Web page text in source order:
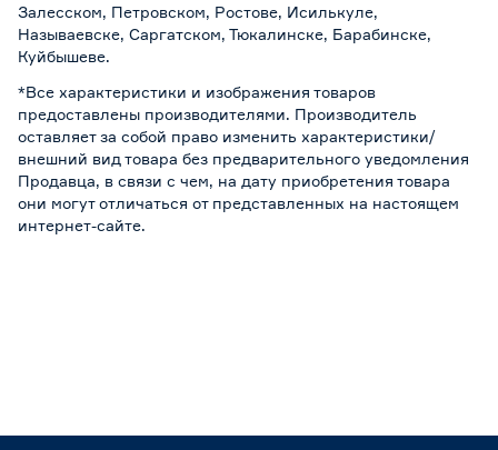
Залесском, Петровском, Ростове, Исилькуле,
Называевске, Саргатском, Тюкалинске, Барабинске,
Куйбышеве.
*Все характеристики и изображения товаров
предоставлены производителями. Производитель
оставляет за собой право изменить характеристики/
внешний вид товара без предварительного уведомления
Продавца, в связи с чем, на дату приобретения товара
они могут отличаться от представленных на настоящем
интернет-сайте.